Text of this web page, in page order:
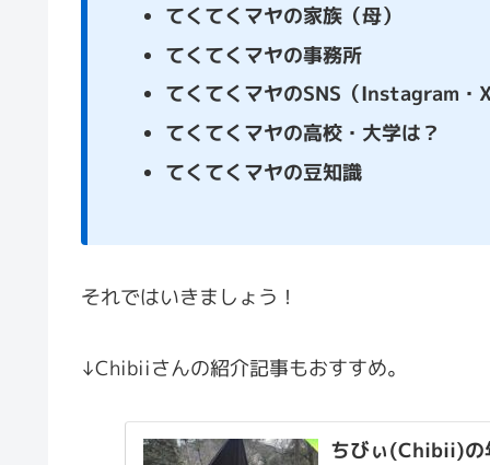
てくてくマヤの家族（母）
てくてくマヤの事務所
てくてくマヤのSNS（Instagram・
てくてくマヤの高校・大学は？
てくてくマヤの豆知識
それではいきましょう！
↓Chibiiさんの紹介記事もおすすめ。
ちびぃ(Chibii)の